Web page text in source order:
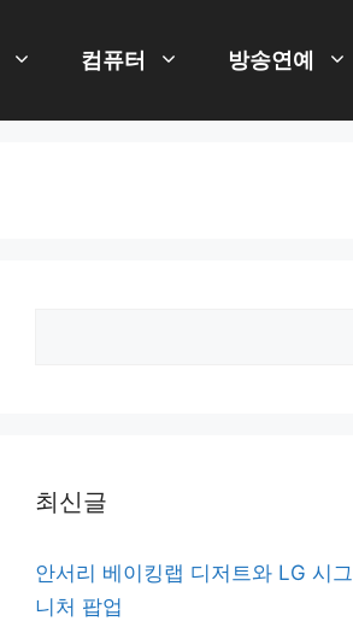
컴퓨터 방송연예
최신글
안서리 베이킹랩 디저트와 LG 시그
니처 팝업